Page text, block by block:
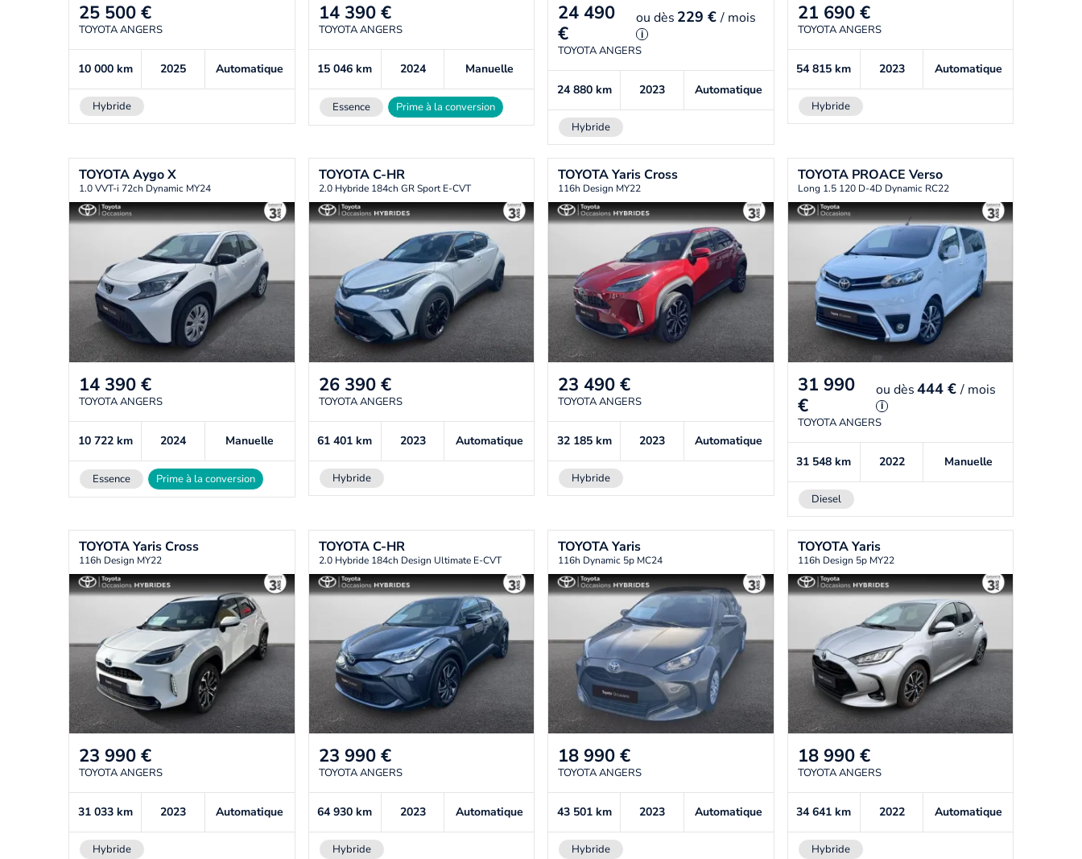
25 500 €
TOYOTA ANGERS
10 000 km 2025 Automatique
Hybride
14 390 €
TOYOTA ANGERS
15 046km 2024 Manuelle
Essence Prime à la conversion
24 490
€
oudès 229 €/ mois
i
TOYOTA ANGERS
24 880 km 2023 Automatique
Hybride
21 690 €
TOYOTA ANGERS
54 815km 2023 Automatique
Hybride
TOYOTAAygo X
1.0 VVT-i 72ch Dynamic MY24
14 390 €
TOYOTA ANGERS
10 722 km 2024 Manuelle
Essence Prime à la conversion
TOYOTAC-HR
2.0 Hybride 184ch GR Sport E-CVT
26 390 €
TOYOTA ANGERS
61 401km 2023 Automatique
Hybride
TOYOTAYaris Cross
116h Design MY22
23 490 €
TOYOTA ANGERS
32 185 km 2023 Automatique
Hybride
TOYOTA PROACE Verso
Long 1.5 120 D-4D Dynamic RC22
31 990
€
ou dès444 € / mois
i
TOYOTA ANGERS
31 548km 2022 Manuelle
Diesel
TOYOTAYaris Cross
116h Design MY22
23 990 €
TOYOTA ANGERS
31 033 km 2023 Automatique
Hybride
TOYOTAC-HR
2.0 Hybride 184ch Design Ultimate E-CVT
23 990 €
TOYOTA ANGERS
64 930km 2023 Automatique
Hybride
TOYOTAYaris
116h Dynamic 5p MC24
18 990 €
TOYOTA ANGERS
43 501 km 2023 Automatique
Hybride
TOYOTAYaris
116h Design 5p MY22
18 990 €
TOYOTA ANGERS
34 641km 2022 Automatique
Hybride